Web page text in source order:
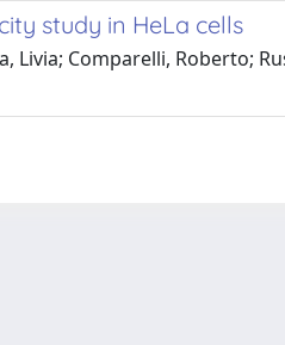
study in HeLa cells
Comparelli, Roberto;